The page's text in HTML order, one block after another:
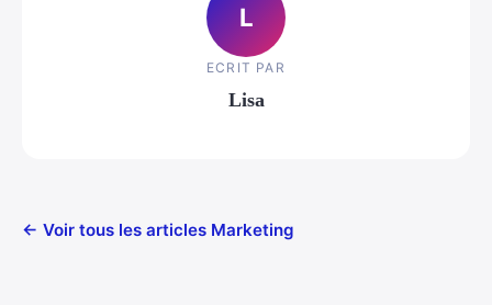
L
ECRIT PAR
Lisa
← Voir tous les articles Marketing